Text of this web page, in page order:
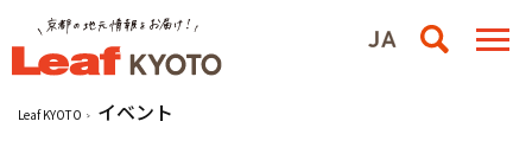
Leaf KYOTO イベント